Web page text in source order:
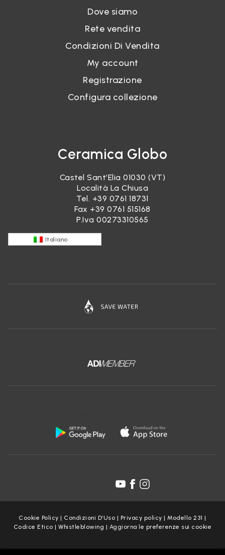
Dove siamo
Rete vendita
Condizioni Di Vendita
My account
Registrazione
Configura collezione
Ceramica Globo
Castel Sant’Elia 01030 (VT)
Località La Chiusa
Tel. +39 0761 18731
Fax +39 0761 515168
P.Iva 00273310565
Italiano
Cookie Policy | Condizioni D’Uso | Privacy policy |Modello 231 |
Codice Etico |Whistleblowing | Aggiorna le preferenze sui cookie